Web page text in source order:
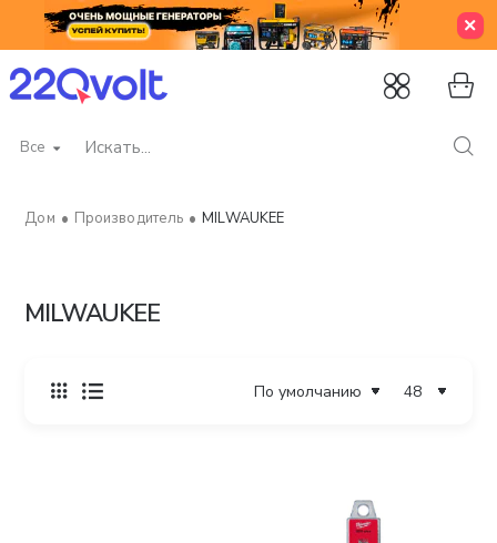
Все
Искать...
MILWAUKEE
Производитель MILWAUKEE